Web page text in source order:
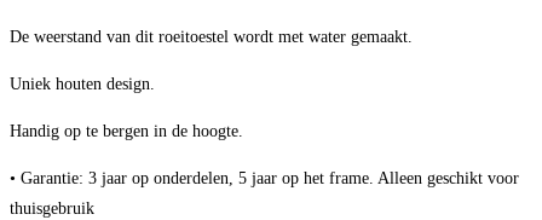
De weerstand van dit roeitoestel wordt met water gemaakt.
Uniek houten design.
Handig op te bergen in de hoogte.
• Garantie: 3 jaar op onderdelen, 5 jaar op het frame. Alleen geschikt voor
thuisgebruik